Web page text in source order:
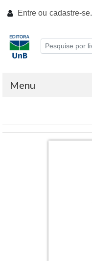
Entre ou cadastre-se.
Menu